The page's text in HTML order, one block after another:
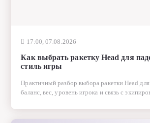
17:00, 07.08.2026
Как выбрать ракетку Head для
стиль игры
Практичный разбор выбора ракетки Head
баланс, вес, уровень игрока и связь с